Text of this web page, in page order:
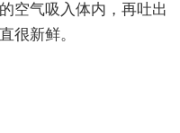
空气吸入体内，再吐出
很新鲜。